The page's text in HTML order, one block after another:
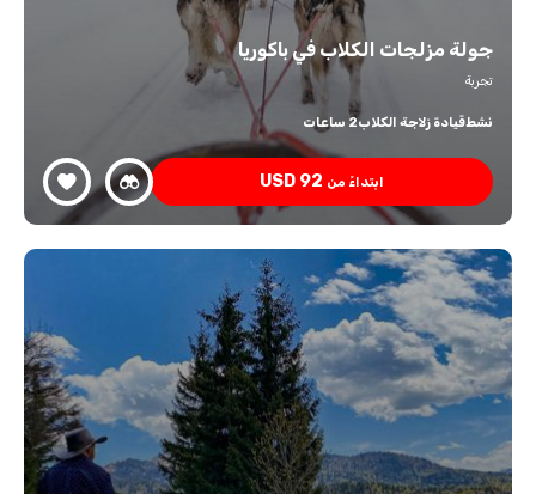
جولة مزلجات الكلاب في باكوريا
تجربة
نشطقيادة زلاجة الكلاب2 ساعات
ابتداءً من USD 92